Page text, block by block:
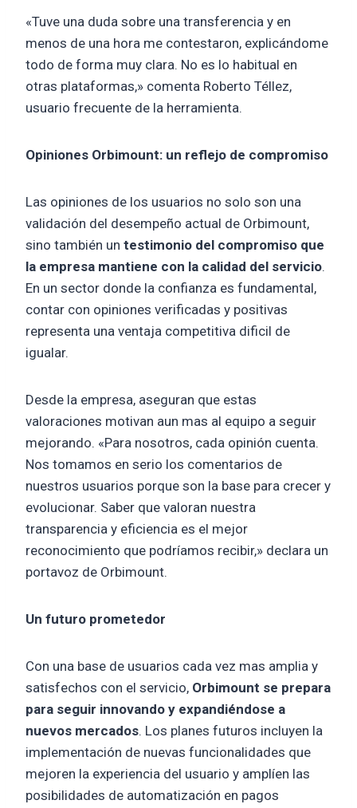
«Tuve una duda sobre una transferencia y en
menos de una hora me contestaron, explicándome
todo de forma muy clara. No es lo habitual en
otras plataformas,» comenta Roberto Téllez,
usuario frecuente de la herramienta.
Opiniones Orbimount: un reflejo de compromiso
Las opiniones de los usuarios no solo son una
validación del desempeño actual de Orbimount,
sino también un testimonio del compromiso que
la empresa mantiene con la calidad del servicio.
En un sector donde la confianza es fundamental,
contar con opiniones verificadas y positivas
representa una ventaja competitiva dificil de
igualar.
Desde la empresa, aseguran que estas
valoraciones motivan aun mas al equipo a seguir
mejorando. «Para nosotros, cada opinión cuenta.
Nos tomamos en serio los comentarios de
nuestros usuarios porque son la base para crecer y
evolucionar. Saber que valoran nuestra
transparencia y eficiencia es el mejor
reconocimiento que podríamos recibir,» declara un
portavoz de Orbimount.
Un futuro prometedor
Con una base de usuarios cada vez mas amplia y
satisfechos con el servicio, Orbimount se prepara
para seguir innovando y expandiéndose a
nuevos mercados. Los planes futuros incluyen la
implementación de nuevas funcionalidades que
mejoren la experiencia del usuario y amplíen las
posibilidades de automatización en pagos